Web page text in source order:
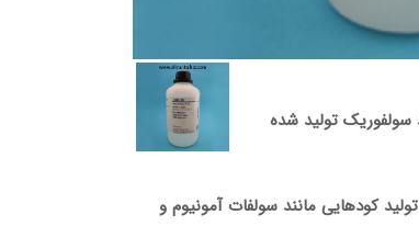
سولفوریک تولید شده
کودهایی مانند سولفات آمونیوم و